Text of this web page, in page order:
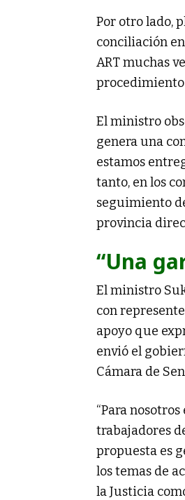
Por otro lado,
conciliación
ART muchas
procedimiento
El ministro
genera una
estamos
tanto, en los
seguimiento
provincia
“Una
El ministro
con
apoyo que
envió el
Cámara de
“Para
trabajadores
propuesta es
los temas de
la Justicia